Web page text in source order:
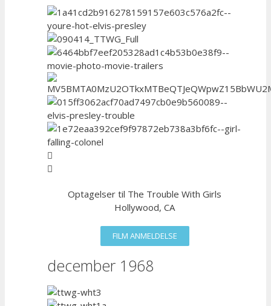
Optagelser til The Trouble With Girls
Hollywood, CA
FILM ANMELDELSE
december 1968